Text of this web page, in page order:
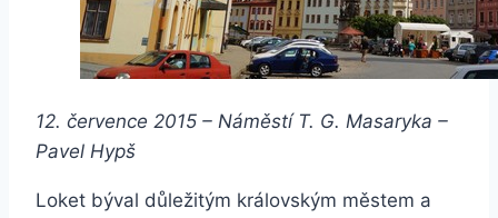
12. července 2015 – Náměstí T. G. Masaryka –
Pavel Hypš
Loket býval důležitým královským městem a